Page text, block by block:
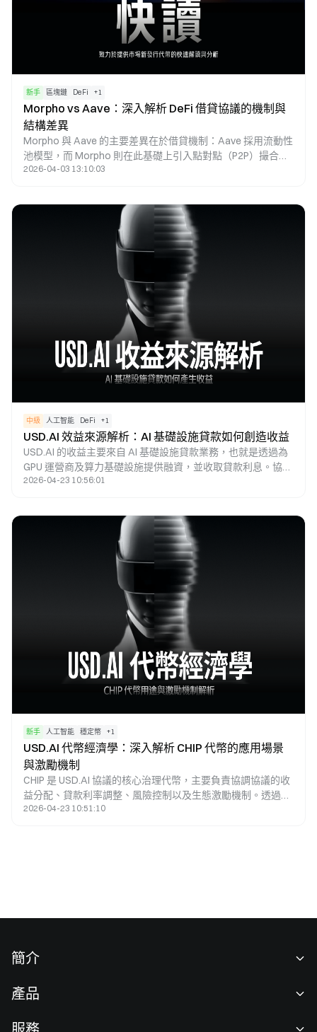
新手 區塊鏈 DeFi +1
Morpho vs Aave：深入解析 DeFi 借貸協議的機制與
結構差異
Morpho 與 Aave 的主要差異在於借貸機制：Aave 採用流動性
池模型，而 Morpho 則在此基礎上引入點對點（P2P）撮合機
制，使其能於相同市場中實現更優化的利率匹配。Aave 作為
本質區分在於「基礎設施」與「效率優化工具」。
2026-04-03 13:10:03
中級 人工智能 DeFi +1
USD.AI 效益來源解析：AI 基礎設施貸款如何創造收益
USD.AI 的收益主要來自 AI 基礎設施貸款業務，也就是透過為
GPU 運營商及算力基礎設施提供融資，並收取貸款利息。協議
會將這些收益分配給收益型資產 sUSDai 的持有者，並透過
基礎設施的收益轉化為 DeFi 生態中的可持續收益來源。
2026-04-23 10:56:01
新手 人工智能 穩定幣 +1
USD.AI 代幣經濟學：深入解析 CHIP 代幣的應用場景
與激勵機制
CHIP 是 USD.AI 協議的核心治理代幣，主要負責協調協議的收
益分配、貸款利率調整、風險控制以及生態激勵機制。透過
CHIP，USD.AI 將 AI 基礎設施的融資效益與協議治理深度結
2026-04-23 10:51:10
簡介
產品